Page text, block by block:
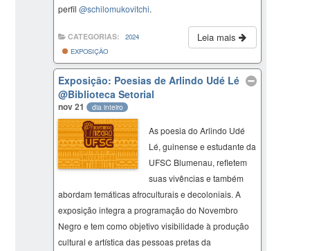
perfil@schilomukovitchi.
Leia mais
CATEGORIAS:
2024
EXPOSIÇÃO
Exposição: Poesias de Arlindo Udé Lé
@Biblioteca Setorial
nov 21 dia inteiro
As poesia do Arlindo Udé
Lé, guinense e estudante da
UFSC Blumenau, refletem
suas vivências e também
abordam temáticas afroculturais e decoloniais. A
exposição integra a programação do Novembro
Negro e tem como objetivo visibilidade à produção
cultural e artística das pessoas pretas da